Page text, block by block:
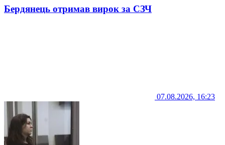
Бердянець отримав вирок за СЗЧ
07.08.2026, 16:23